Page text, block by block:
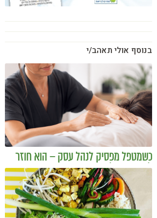
בנוסף אולי תאהב/י
כשמטפל מפסיק לנהל עסק – הוא חוזר
להיות מטפל